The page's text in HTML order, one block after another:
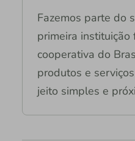
Fazemos parte do
primeira instituição
cooperativa do
produtos e
jeito simples e